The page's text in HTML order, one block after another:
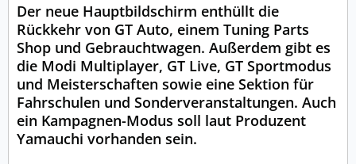
Der neue Hauptbildschirm enthüllt die
Rückkehr von GT Auto, einem Tuning Parts
Shop und Gebrauchtwagen. Außerdem gibt es
die Modi Multiplayer, GT Live, GT Sportmodus
und Meisterschaften sowie eine Sektion für
Fahrschulen und Sonderveranstaltungen. Auch
ein Kampagnen-Modus soll laut Produzent
Yamauchi vorhanden sein.